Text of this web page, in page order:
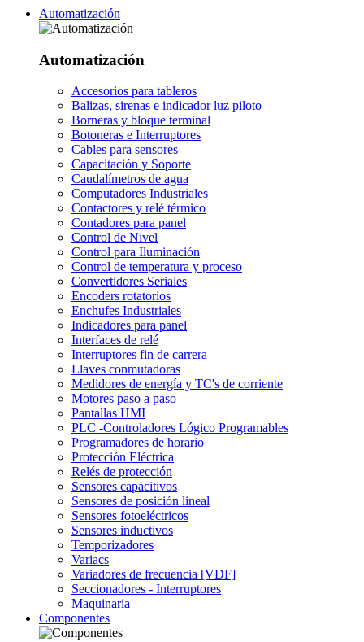
Automatización
Automatización
Accesorios para tableros
Balizas, sirenas e indicador luz piloto
Borneras y bloque terminal
Botoneras e Interruptores
Cables para sensores
Capacitación y Soporte
Caudalímetros de agua
Computadores Industriales
Contactores y relé térmico
Contadores para panel
Control de Nivel
Control para Iluminación
Control de temperatura y proceso
Convertidores Seriales
Encoders rotatorios
Enchufes Industriales
Indicadores para panel
Interfaces de relé
Interruptores fin de carrera
Llaves conmutadoras
Medidores de energía y TC's de corriente
Motores paso a paso
Pantallas HMI
PLC -Controladores Lógico Programables
Programadores de horario
Protección Eléctrica
Relés de protección
Sensores capacitivos
Sensores de posición lineal
Sensores fotoeléctricos
Sensores inductivos
Temporizadores
Variacs
Variadores de frecuencia [VDF]
Seccionadores - Interruptores
Maquinaria
Componentes